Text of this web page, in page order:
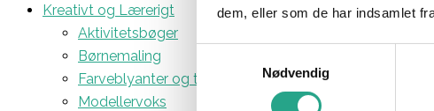
dem, eller som de har indsamlet
Nødvendig
Kreativt og Lærerigt
Aktivitetsbøger
Børnemaling
Farveblyanter og tuscher
Modellervoks